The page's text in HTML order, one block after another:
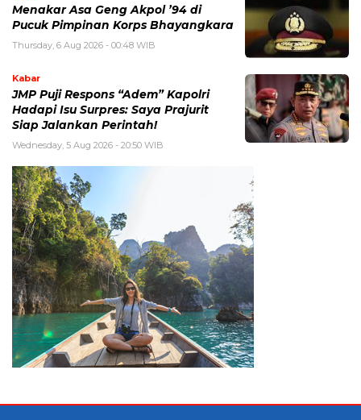
Menakar Asa Geng Akpol ’94 di
Pucuk Pimpinan Korps Bhayangkara
Thursday, 6 Aug 2026 - 00:48 WIB
Kabar
JMP Puji Respons “Adem” Kapolri
Hadapi Isu Surpres: Saya Prajurit
Siap Jalankan Perintah!
Wednesday, 5 Aug 2026 - 20:50 WIB